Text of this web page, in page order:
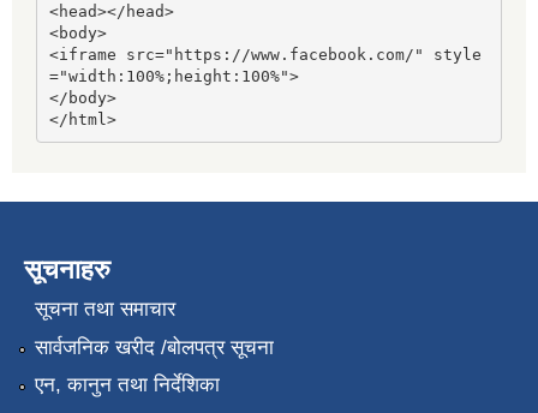
<head></head>
<body>
<iframe src="https://www.facebook.com/" style
="width:100%;height:100%">
</body>
</html>
सूचनाहरु
सूचना तथा समाचार
सार्वजनिक खरीद /बोलपत्र सूचना
एन, कानुन तथा निर्देशिका